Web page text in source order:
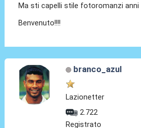
Ma sti capelli stile fotoromanzi anni
Benvenuto!!!!
branco_azul
Lazionetter
2.722
Registrato